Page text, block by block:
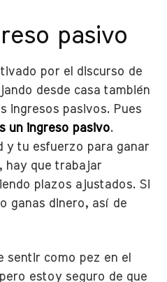
pasivo
por el discurso de
desde casa también
ingresos pasivos. Pues
un ingreso pasivo.
y tu esfuerzo para ganar
hay que trabajar
plazos ajustados. Si
ganas dinero, así de
sentir como pez en el
estoy seguro de que